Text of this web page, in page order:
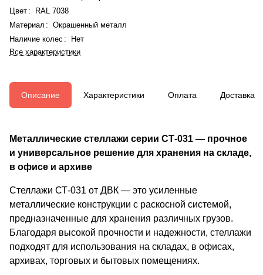
Цвет :
RAL 7038
Материал : Окрашенный металл
Наличие колес :
Нет
Все характеристики
Описание Характеристики Оплата Доставка
Металлические стеллажи серии СТ-031 — прочное
и универсальное решение для хранения на складе,
в офисе и архиве
Стеллажи СТ-031 от ДВК — это усиленные
металлические конструкции с раскосной системой,
предназначенные для хранения различных грузов.
Благодаря высокой прочности и надежности, стеллажи
подходят для использования на складах, в офисах,
архивах, торговых и бытовых помещениях.